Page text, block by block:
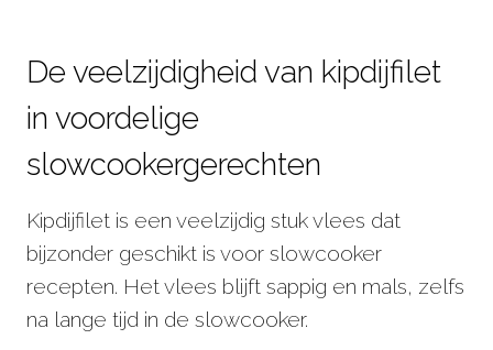
De veelzijdigheid van kipdijfilet
in voordelige
slowcookergerechten
Kipdijfilet is een veelzijdig stuk vlees dat
bijzonder geschikt is voor slowcooker
recepten. Het vlees blijft sappig en mals, zelfs
na lange tijd in de slowcooker.